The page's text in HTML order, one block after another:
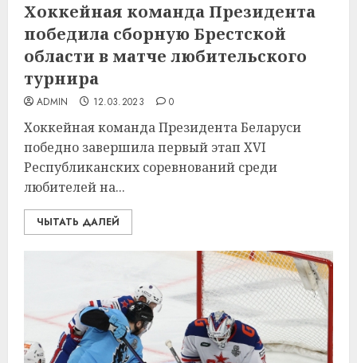
Хоккейная команда Президента
победила сборную Брестской
области в матче любительского
турнира
ADMIN 12.03.2023 0
Хоккейная команда Президента Беларуси
победно завершила первый этап XVI
Республиканских соревнований среди
любителей на...
ЧЫТАТЬ ДАЛЕЙ